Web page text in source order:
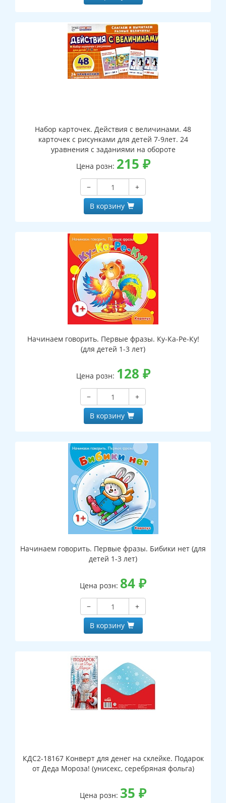
Набор карточек. Действия с величинами. 48
карточек с рисунками для детей 7-9лет. 24
уравнения с заданиями на обороте
Цена розн: 215 ₽
−
+
В корзину
Начинаем говорить. Первые фразы. Ку-Ка-Ре-Ку!
(для детей 1-3 лет)
Цена розн: 128 ₽
−
+
В корзину
Начинаем говорить. Первые фразы. Бибики нет (для
детей 1-3 лет)
Цена розн: 84₽
−
+
В корзину
КДС2-18167 Конверт для денег на склейке. Подарок
от Деда Мороза! (унисекс, серебряная фольга)
Цена розн: 35 ₽